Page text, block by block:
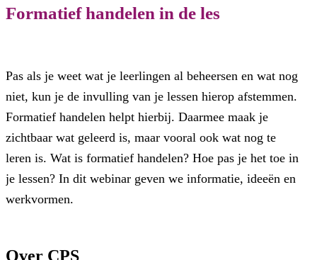
Formatief handelen in de les
Pas als je weet wat je leerlingen al beheersen en wat nog
niet, kun je de invulling van je lessen hierop afstemmen.
Formatief handelen helpt hierbij. Daarmee maak je
zichtbaar wat geleerd is, maar vooral ook wat nog te
leren is. Wat is formatief handelen? Hoe pas je het toe in
je lessen? In dit webinar geven we informatie, ideeën en
werkvormen.
Over CPS